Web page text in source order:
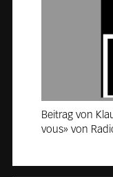
Beitrag von
vous» von